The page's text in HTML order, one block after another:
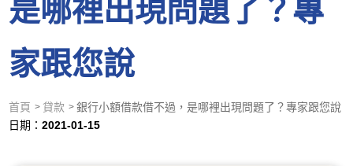
是哪裡出現問題了？專
家跟您說
首頁 貸款
銀行小額借款借不過，是哪裡出現問題了？專家跟您說
日期：2021-01-15